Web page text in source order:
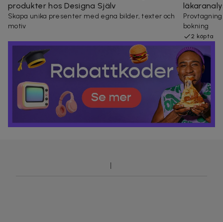
produkter hos Designa Själv
Skapa unika presenter med egna bilder, texter och
motiv
bokning
2 köpta